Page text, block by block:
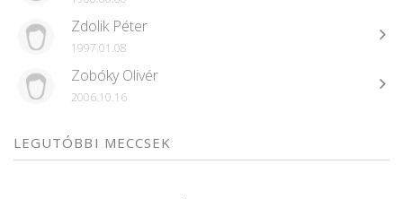
Zdolik Péter
1997.01.08
Zobóky Olivér
2006.10.16
LEGUTÓBBI MECCSEK